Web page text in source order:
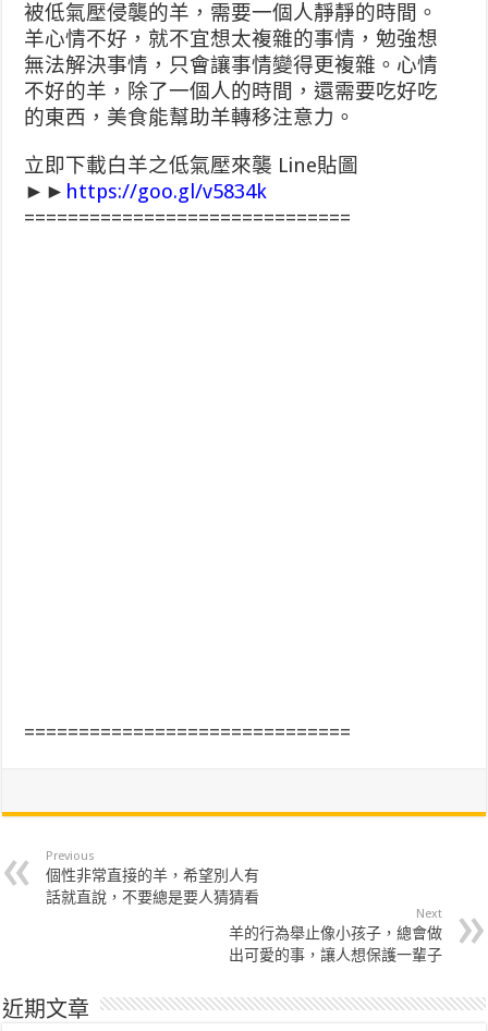
被低氣壓侵襲的羊，需要一個人靜靜的時間。
羊心情不好，就不宜想太複雜的事情，勉強想
無法解決事情，只會讓事情變得更複雜。心情
不好的羊，除了一個人的時間，還需要吃好吃
的東西，美食能幫助羊轉移注意力。
立即下載白羊之低氣壓來襲 Line貼圖
►► https://goo.gl/v5834k
==============================
==============================
Previous
個性非常直接的羊，希望別人有
話就直說，不要總是要人猜猜看
Next
羊的行為舉止像小孩子，總會做
出可愛的事，讓人想保護一輩子
近期文章